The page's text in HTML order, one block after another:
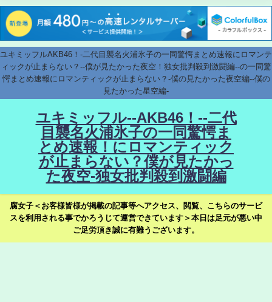
ユキミッフルAKB46！-二代目襲名火浦氷子の一同驚愕まとめ速報にロマンテ
ィックが止まらない？--僕が見たかった夜空！独女批判殺到激闘編--の一同驚
愕まとめ速報にロマンティックが止まらない？-僕の見たかった夜空編--僕の
見たかった星空編-
ユキミッフル--AKB46！--二代
目襲名火浦氷子の一同驚愕ま
とめ速報！にロマンティック
が止まらない？僕が見たかっ
た夜空-独女批判殺到激闘編
腐女子＜お客様皆様が掲載の記事等へアクセス、閲覧、こちらのサービ
スを利用される事でかろうじて運営できています＞本日は足元が悪い中
ご足労頂き誠に有難うございます。